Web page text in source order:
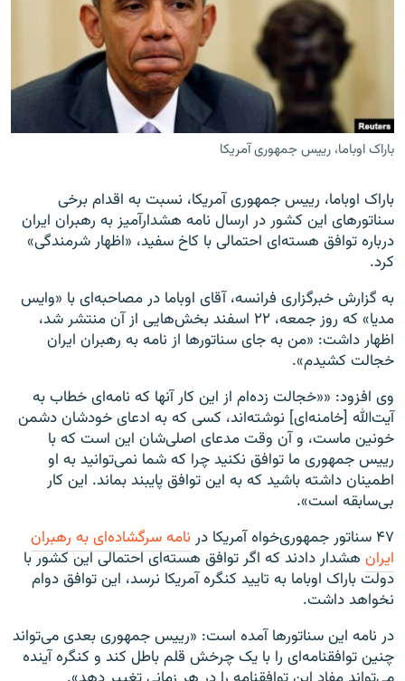
به ما بپیوندید
زبان‌های دیگر
باراک اوباما، رییس جمهوری آمریکا
باراک اوباما، رییس جمهوری آمریکا، نسبت به اقدام برخی
سناتورهای این کشور در ارسال نامه هشدارآمیز به رهبران ایران
درباره توافق هسته‌ای احتمالی با کاخ سفید، «اظهار شرمندگی»
کرد.
به گزارش خبرگزاری فرانسه، آقای اوباما در مصاحبه‌ای با «وایس
مدیا» که روز جمعه، ۲۲ اسفند بخش‌هایی از آن منتشر شد،
اظهار داشت: «من به جای سناتورها از نامه به رهبران ایران
خجالت کشیدم».
وی افزود: ««خجالت زده‌ام از این کار آنها که نامه‌ای خطاب به
آیت‌الله [خامنه‌ای] نوشته‌اند، کسی که به ادعای خودشان دشمن
خونین ماست، و آن وقت مدعای اصلی‌شان این است که با
رییس جمهوری ما توافق نکنید چرا که شما نمی‌توانید به او
اطمینان داشته باشید که به این توافق پایبند بماند. این کار
بی‌سابقه است».
۴۷ سناتور جمهوری‌خواه آمریکا در
نامه سرگشاده‌ای به رهبران
ایران هشدار دادند که اگر توافق هسته‌ای احتمالی این کشور با
دولت باراک اوباما به تایید کنگره آمریکا نرسد، این توافق دوام
نخواهد داشت.
در نامه این سناتورها آمده است: «رییس جمهوری بعدی می‌تواند
چنین توافقنامه‌ای را با یک چرخش قلم باطل کند و کنگره آینده